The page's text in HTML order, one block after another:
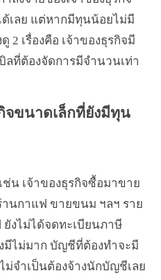
เลย แต่หากมีทุนน้อยไม่มี
2 เรื่องคือ เจ้าของธุรกิจมี
ที่ต้องจัดการมีจำนวนเท่า
จขนาดเล็กที่ยังมีทุน
เช่น เจ้าของธุรกิจซื้อมาขาย
นกาแฟ ขายขนม ฯลฯ ราย
ยังไม่ได้จดทะเบียนภาษี
มีไม่มาก บัญชีที่ต้องทำจะมี
จำเป็นต้องจ้างนักบัญชีเลย